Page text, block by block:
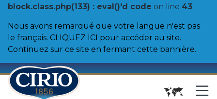
block.class.php(133) : eval()'d code on line 43
Nous avons remarqué que votre langue n'est pas
le français. CLIQUEZ ICI pour accéder au site.
Continuez sur ce site en fermant cette bannière.